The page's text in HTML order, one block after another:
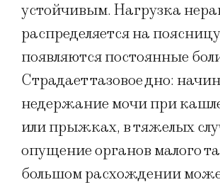
устойчивым. Нагрузка
распределяется на
появляются постоянные
Страдает тазовое дно:
недержание мочи при
или прыжках, в тяжелых
опущение органов малого
большом расхождении